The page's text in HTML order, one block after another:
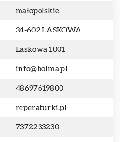
małopolskie
34-602 LASKOWA
Laskowa 1001
info@bolma.pl
48697619800
reperaturki.pl
7372233230